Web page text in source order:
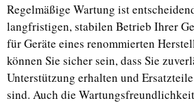
Regelmäßige Wartung ist
langfristigen, stabilen Betrieb Ihrer
für Geräte eines renommierten
können Sie sicher sein, dass Sie
Unterstützung erhalten und
sind. Auch die